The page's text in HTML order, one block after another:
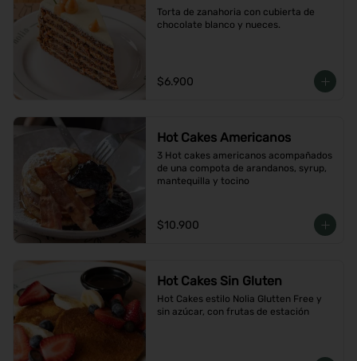
Torta de zanahoria con cubierta de
chocolate blanco y nueces.
$6.900
Hot Cakes Americanos
3 Hot cakes americanos acompañados
de una compota de arandanos, syrup,
mantequilla y tocino
$10.900
Hot Cakes Sin Gluten
Hot Cakes estilo Nolia Glutten Free y
sin azúcar, con frutas de estación